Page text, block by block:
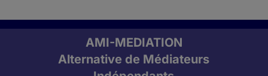
AMI-MEDIATION
Alternative de Médiateurs